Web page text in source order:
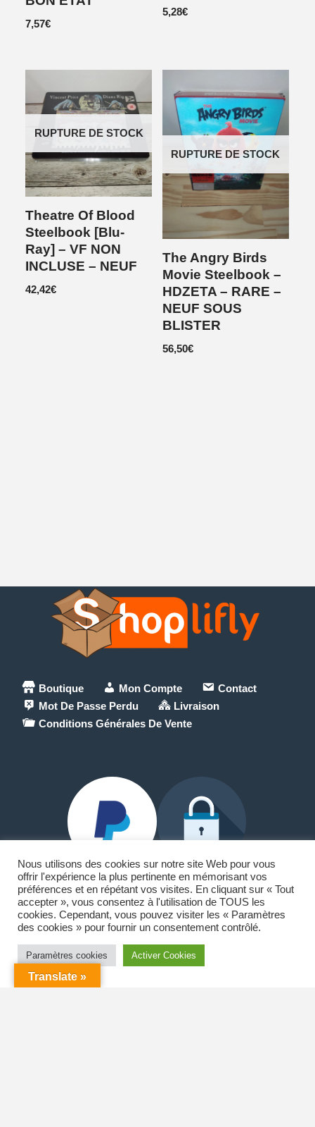
7,57€
5,28€
RUPTURE DE STOCK
Theatre Of Blood
Steelbook [Blu-
Ray] – VF NON
INCLUSE – NEUF
42,42€
RUPTURE DE STOCK
The Angry Birds
Movie Steelbook –
HDZETA – RARE –
NEUF SOUS
BLISTER
56,50€
Boutique Mon Compte
Contact
Mot De Passe Perdu
Livraison
Conditions Générales De Vente
Paypal et Carte Bancaire
🏠18 allée du lac Saint-André 73370 Le Bourget-du-Lac
☎️ 06.42.00.82.63
Nous utilisons des cookies sur notre site Web pour vous
offrir l'expérience la plus pertinente en mémorisant vos
préférences et en répétant vos visites. En cliquant sur « Tout
accepter », vous consentez à l'utilisation de TOUS les
cookies. Cependant, vous pouvez visiter les « Paramètres
des cookies » pour fournir un consentement contrôlé.
Paramètres cookies Activer Cookies
Translate »